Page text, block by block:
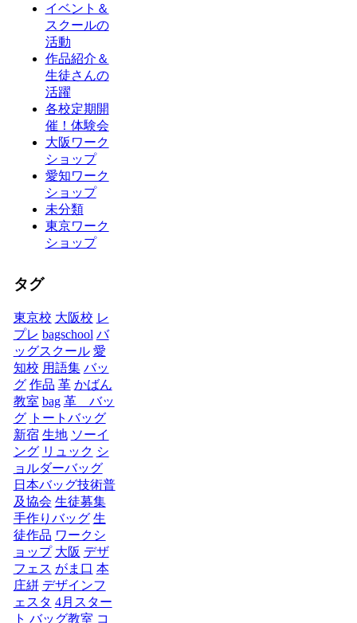
イベント＆
スクールの
活動
作品紹介＆
生徒さんの
活躍
各校定期開
催！体験会
大阪ワーク
ショップ
愛知ワーク
ショップ
未分類
東京ワーク
ショップ
タグ
東京校 大阪校 レ
プレ bagschool バ
ッグスクール 愛
知校 用語集 バッ
グ 作品 革 かばん
教室 bag 革 バッ
グ
トートバッグ
新宿 生地 ソーイ
ング リュック シ
ョルダーバッグ
日本バッグ技術普
及協会 生徒募集
手作りバッグ 生
徒作品 ワークシ
ョップ 大阪 デザ
フェス がま口 本
庄絣 デザインフ
ェスタ 4月スター
ト バッグ教室 コ